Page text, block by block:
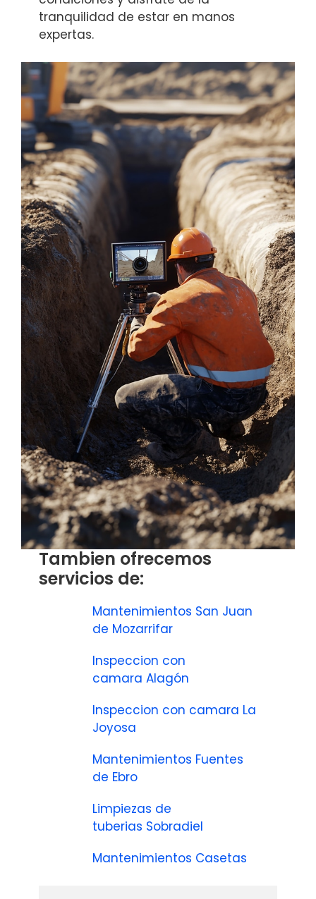
tranquilidad de estar en manos
expertas.
Tambien ofrecemos
servicios de:
Mantenimientos San Juan
de Mozarrifar
Inspeccion con
camara Alagón
Inspeccion con camara La
Joyosa
Mantenimientos Fuentes
de Ebro
Limpiezas de
tuberias Sobradiel
Mantenimientos Casetas